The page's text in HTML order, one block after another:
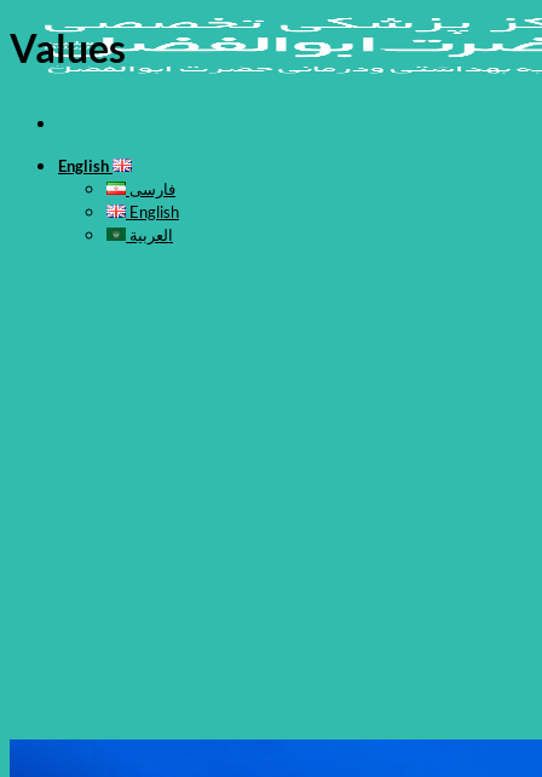
English
فارسی
English
العربية
Values